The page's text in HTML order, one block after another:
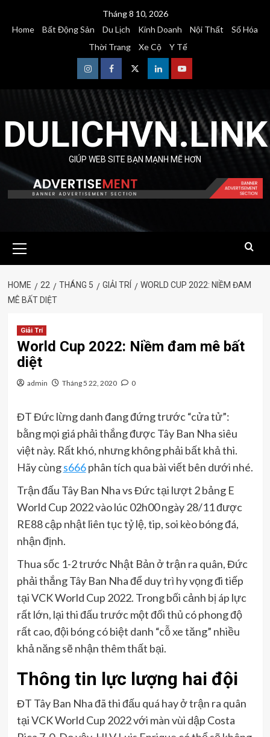
Tháng 8 10, 2026
Home
Bất Động Sản Du Lịch Kinh Doanh Nội Thất
Số Hóa
Thời Trang
Xe Cộ Y Tế
InstagramFacebookTwitterLinkedinYoutube
DULICHVN.LINK
GIÚP WEB SITE BẠN MẠNH MẼ HƠN
Menu
HOME 22 THÁNG 5 GIẢI TRÍ
WORLD CUP 2022: NIỀM ĐAM
MÊ BẤT DIỆT
Giải Trí
World Cup 2022: Niềm đam mê bất
diệt
admin Tháng 5 22, 2020 0
ĐT Đức lừng danh đang đứng trước “cửa tử”:
bằng mọi giá phải thắng được Tây Ban Nha siêu
việt này. Rất khó, nhưng không phải bất khả thi.
Hãy cùngs666phân tích qua bài viết bên dưới nhé.
Trận đấu Tây Ban Nha vs Đức tại lượt 2 bảng E
World Cup 2022 vào lúc 02h00 ngày 28/11 được
RE88 cập nhật liên tục tỷ lệ, tip, soi kèo bóng đá,
nhận định.
Thua sốc 1-2 trước Nhật Bản ở trận ra quân, Đức
phải thắng Tây Ban Nha để duy trì hy vọng đi tiếp
tại VCK World Cup 2022. Trong bối cảnh bị áp lực
rất lớn, lại thi đấu trước một đối thủ có phong độ
rất cao, đội bóng có biệt danh “cỗ xe tăng” nhiều
khả năng sẽ nhận thêm thất bại.
Thông tin lực lượng hai đội
ĐT Tây Ban Nha đã thi đấu quá hay ở trận ra quân
tại VCK World Cup 2022 với màn vùi dập Costa